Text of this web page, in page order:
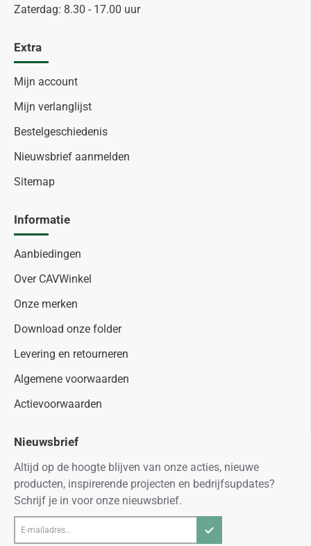
Zaterdag: 8.30 - 17.00 uur
Extra
Mijn account
Mijn verlanglijst
Bestelgeschiedenis
Nieuwsbrief aanmelden
Sitemap
Informatie
Aanbiedingen
Over CAVWinkel
Onze merken
Download onze folder
Levering en retourneren
Algemene voorwaarden
Actievoorwaarden
Nieuwsbrief
Altijd op de hoogte blijven van onze acties, nieuwe
producten, inspirerende projecten en bedrijfsupdates?
Schrijf je in voor onze nieuwsbrief.
mailadres...